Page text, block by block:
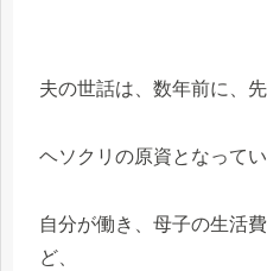
夫の世話は、数年前に、
ヘソクリの原資となって
自分が働き、母子の生活
ど、